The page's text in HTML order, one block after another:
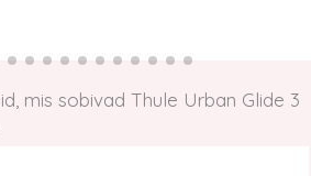
mis sobivad Thule Urban Glide 3